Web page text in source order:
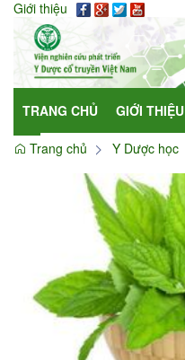
Giới thiệu
TRANG CHỦ GIỚI THIỆU
Trang chủ
Y Dược học